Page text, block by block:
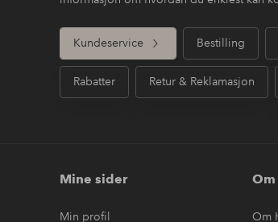
Kundeservice Bestilling
Rabatter Retur & Reklamasjon
Mine sider
Min profil
Om
Om